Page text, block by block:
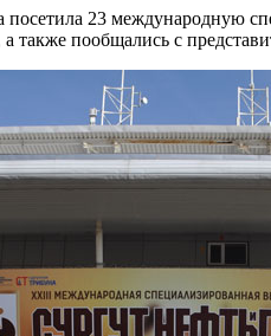
23 международную
также пообщались с